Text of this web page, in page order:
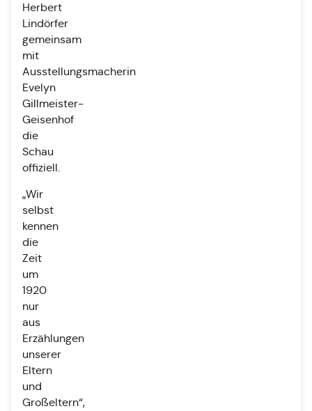
Herbert
Lindörfer
gemeinsam
mit
Ausstellungsmacherin
Evelyn
Gillmeister-
Geisenhof
die
Schau
offiziell.
„Wir
selbst
kennen
die
Zeit
um
1920
nur
aus
Erzählungen
unserer
Eltern
und
Großeltern“,